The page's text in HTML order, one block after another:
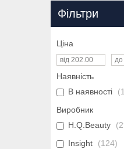
Фільтри
Ціна
Наявність
В наявності
Виробник
H.Q.Beauty
Insight
124